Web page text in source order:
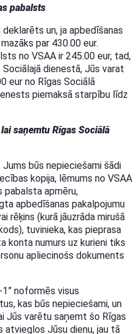
pabalsts
un, ja apbedīšanas
par 430.00 eur.
no VSAA ir 245.00 eur, tad,
dienestā, Jūs varat
eur no Rīgas Sociālā
piemaksā starpību līdz
saņemtu Rīgas Sociālā
būs nepieciešami šādi
kopija, lēmums no VSAA
pabalsta apmēru,
apbedīšanas pakalpojumu
rēķins (kurā jāuzrāda mirušā
tuvinieka, kas pieprasa
konta numurs uz kurieni tiks
apliecinošs dokuments
1” noformēs visus
kas būs nepieciešami, un
Jūs varētu saņemt šo Rīgas
atvieglos Jūsu dienu, jau tā